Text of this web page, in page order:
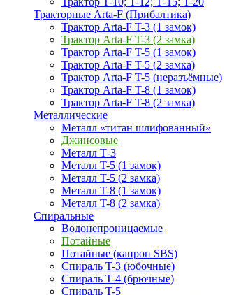
Тракторные Arta-F (Прибалтика)
Трактор Arta-F T-3 (1 замок)
Трактор Arta-F T-3 (2 замка)
Трактор Arta-F T-5 (1 замок)
Трактор Arta-F T-5 (2 замка)
Трактор Arta-F T-5 (неразъёмные)
Трактор Arta-F T-8 (1 замок)
Трактор Arta-F T-8 (2 замка)
Металлические
Металл «титан шлифованный»
Джинсовые
Металл Т-3
Металл T-5 (1 замок)
Металл T-5 (2 замка)
Металл T-8 (1 замок)
Металл T-8 (2 замка)
Спиральные
Водонепроницаемые
Потайные
Потайные (капрон SBS)
Спираль T-3 (юбочные)
Спираль T-4 (брючные)
Спираль T-5